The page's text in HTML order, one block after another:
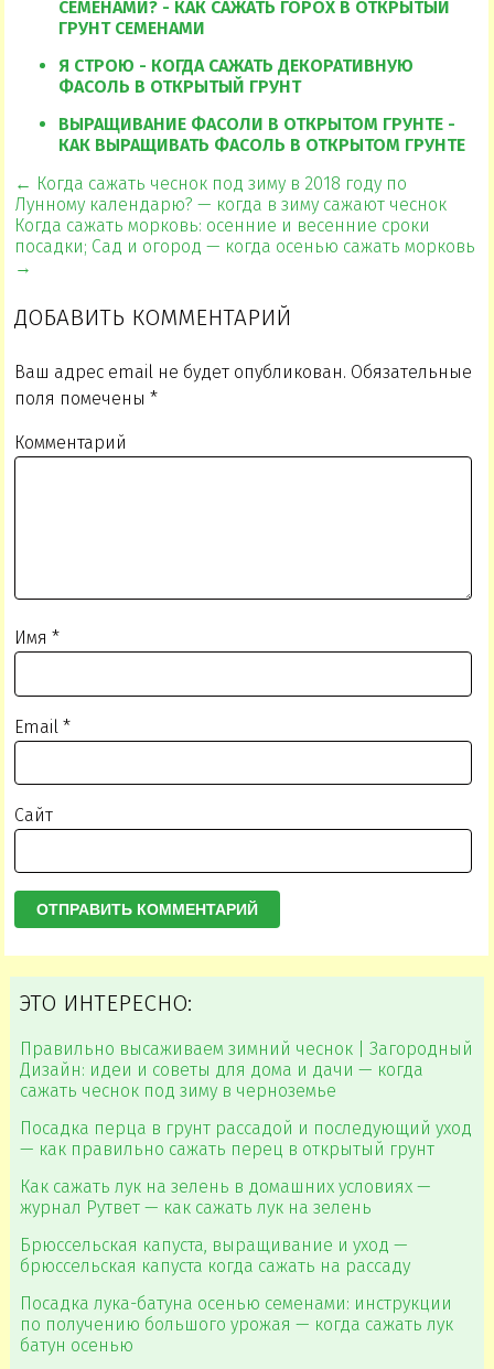
СЕМЕНАМИ? - КАК САЖАТЬ ГОРОХ В ОТКРЫТЫЙ
ГРУНТ СЕМЕНАМИ
Я СТРОЮ - КОГДА САЖАТЬ ДЕКОРАТИВНУЮ
ФАСОЛЬ В ОТКРЫТЫЙ ГРУНТ
ВЫРАЩИВАНИЕ ФАСОЛИ В ОТКРЫТОМ ГРУНТЕ -
КАК ВЫРАЩИВАТЬ ФАСОЛЬ В ОТКРЫТОМ ГРУНТЕ
← Когда сажать чеснок под зиму в 2018 году по
Лунному календарю? — когда в зиму сажают чеснок
Когда сажать морковь: осенние и весенние сроки
посадки; Сад и огород — когда осенью сажать морковь
→
ДОБАВИТЬ КОММЕНТАРИЙ
Ваш адрес email не будет опубликован. Обязательные
поля помечены*
Комментарий
Имя*
Email*
Сайт
ЭТО ИНТЕРЕСНО:
Правильно высаживаем зимний чеснок | Загородный
Дизайн: идеи и советы для дома и дачи — когда
сажать чеснок под зиму в черноземье
Посадка перца в грунт рассадой и последующий уход
— как правильно сажать перец в открытый грунт
Как сажать лук на зелень в домашних условиях —
журнал Рутвет — как сажать лук на зелень
Брюссельская капуста, выращивание и уход —
брюссельская капуста когда сажать на рассаду
Посадка лука-батуна осенью семенами: инструкции
по получению большого урожая — когда сажать лук
батун осенью